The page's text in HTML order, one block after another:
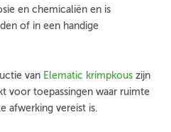
en chemicaliën en is
of in een handige
van Elematic krimpkous zijn
voor toepassingen waar ruimte
afwerking vereist is.